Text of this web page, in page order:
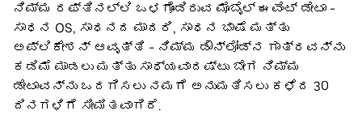
ನಿಮ್ಮ ರಫ್ತಿನಲ್ಲಿ ಒಳಗೊಂಡಿರುವ ಮೊಬೈಲ್ ಈವೆಂಟ್ ಡೇಟಾ -
ಸಾಧನ OS, ಸಾಧನದ ಮಾದರಿ, ಸಾಧನ ಭಾಷೆ ಮತ್ತು
ಅಪ್ಲಿಕೇಶನ್ ಆವೃತ್ತಿ - ನಿಮ್ಮ ಡೌನ್‌ಲೋಡ್‌ನ ಗಾತ್ರವನ್ನು
ಕಡಿಮೆ ಮಾಡಲು ಮತ್ತು ಸಾಧ್ಯವಾದಷ್ಟು ಬೇಗ ನಿಮ್ಮ
ಡೇಟಾವನ್ನು ಒದಗಿಸಲು ನಮಗೆ ಅನುಮತಿಸಲು ಕಳೆದ 30
ದಿನಗಳಿಗೆ ಸೀಮಿತವಾಗಿದೆ.